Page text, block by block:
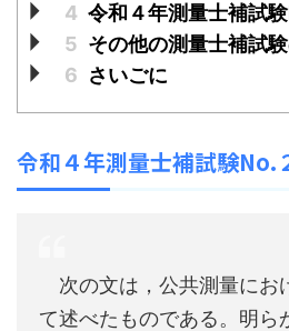
4 令和４年測量士補試
5 その他の測量士補試
6 さいごに
令和４年測量士補試験No.
次の文は，公共測量にお
て述べたものである。明ら